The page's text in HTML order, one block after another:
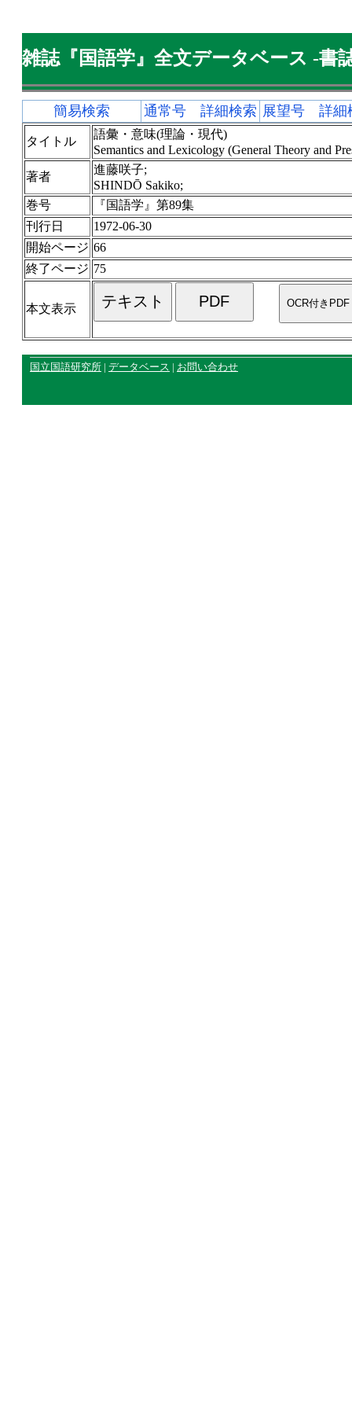
雑誌『国語学』全文データベース -書
簡易検索 通常号 詳細検索 展望号 詳細
タイトル
語彙・意味(理論・現代)
Semantics and Lexicology (General Theory and
著者
進藤咲子;
SHINDŌ Sakiko;
巻号
『国語学』第89集
刊行日
1972-06-30
開始ページ 66
終了ページ 75
本文表示
国立国語研究所 | データベース | お問い合わせ